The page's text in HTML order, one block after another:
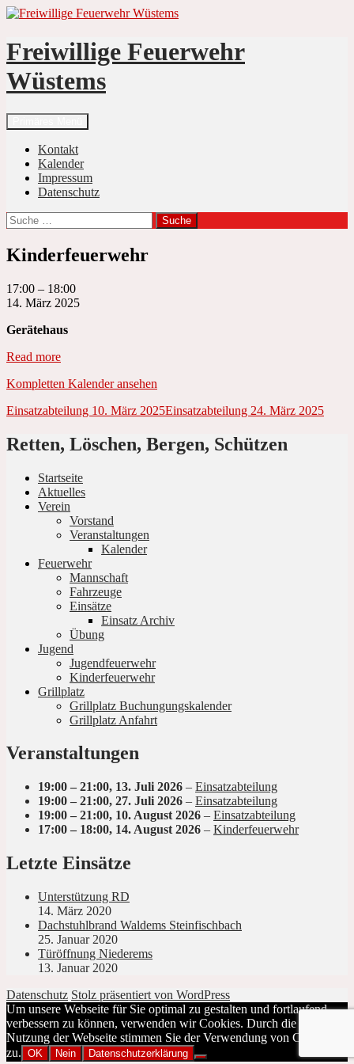
Zum
springen
Freiwillige Feuerwehr
Wüstems
Suchen
Kontakt
Kalender
Impressum
Datenschutz
Suche
nach:
Kinderfeuerwehr
Kinderfeuerwehr
17:00 – 18:00
14. März 2025
Gerätehaus
Read more
Kompletten Kalender ansehen
Beitrags-
Navigation
Einsatzabteilung 10. März 2025Einsatzabteilung 24. März 2025
Retten, Löschen, Bergen, Schützen
Startseite
Aktuelles
Verein
Vorstand
Veranstaltungen
Kalender
Feuerwehr
Mannschaft
Fahrzeuge
Einsätze
Einsatz Archiv
Übung
Jugend
Jugendfeuerwehr
Kinderfeuerwehr
Grillplatz
Grillplatz Buchungungskalender
Grillplatz Anfahrt
Veranstaltungen
19:00 – 21:00, 13. Juli 2026 – Einsatzabteilung
19:00 – 21:00, 27. Juli 2026 – Einsatzabteilung
19:00 – 21:00, 10. August 2026 – Einsatzabteilung
17:00 – 18:00, 14. August 2026 – Kinderfeuerwehr
Letzte Einsätze
Unterstützung RD
14. März 2020
Dachstuhlbrand Waldems Steinfischbach
25. Januar 2020
Türöffnung Niederems
13. Januar 2020
Datenschutz Stolz präsentiert von WordPress
Um unsere Webseite für Sie optimal zu gestalten und fortlaufend
verbessern zu können, verwenden wir Cookies. Durch die weitere
Nutzung der Webseite stimmen Sie der Verwendung von Cookies
zu. OK Nein Datenschutzerklärung